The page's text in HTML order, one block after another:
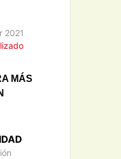
2021
MÁS